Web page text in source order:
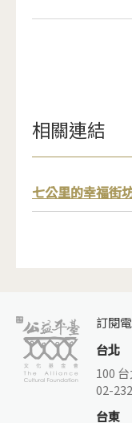
相關連結
七公里的幸福街
訂閱
台北
100
02-
台東